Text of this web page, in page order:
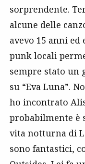
sorprendente.
alcune delle
avevo 15 anni
punk locali
sempre stato un
su “Eva Luna”.
ho incontrato
probabilmente è
vita notturna di
sono fantastici,